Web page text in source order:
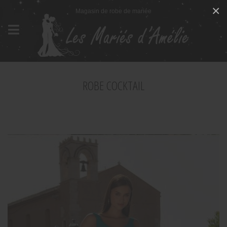
×
Magasin de robe de mariée
ROBE COCKTAIL
Panneau de gestion des cookies